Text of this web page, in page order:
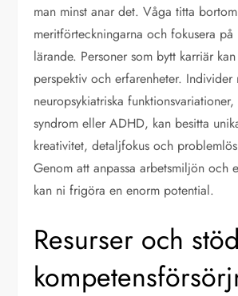
man minst anar det. Våga titta
meritförteckningarna och fokusera
lärande. Personer som bytt karriär
perspektiv och erfarenheter. Individer
neuropsykiatriska
syndrom eller ADHD, kan besitta
kreativitet, detaljfokus och
Genom att anpassa arbetsmiljön och
kan ni frigöra en enorm potential.
Resurser och